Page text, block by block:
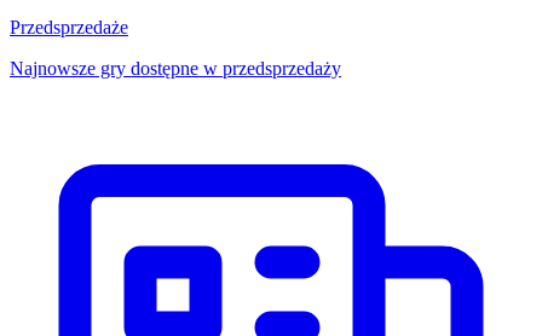
Przedsprzedaże
Najnowsze gry dostępne w przedsprzedaży